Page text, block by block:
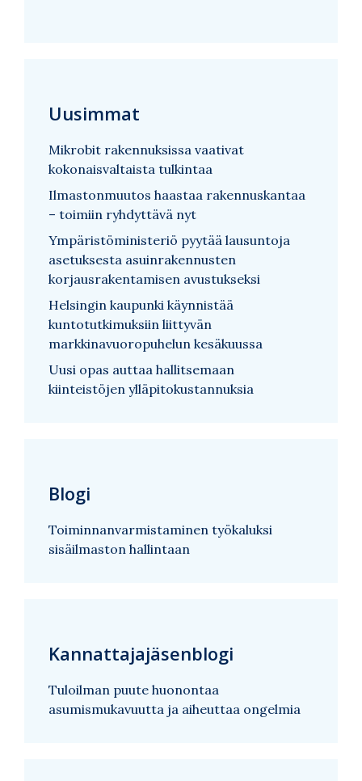
Uusimmat
Mikrobit rakennuksissa vaativat
kokonaisvaltaista tulkintaa
Ilmastonmuutos haastaa rakennuskantaa
– toimiin ryhdyttävä nyt
Ympäristöministeriö pyytää lausuntoja
asetuksesta asuinrakennusten
korjausrakentamisen avustukseksi
Helsingin kaupunki käynnistää
kuntotutkimuksiin liittyvän
markkinavuoropuhelun kesäkuussa
Uusi opas auttaa hallitsemaan
kiinteistöjen ylläpitokustannuksia
Blogi
Toiminnanvarmistaminen työkaluksi
sisäilmaston hallintaan
Kannattajajäsenblogi
Tuloilman puute huonontaa
asumismukavuutta ja aiheuttaa ongelmia